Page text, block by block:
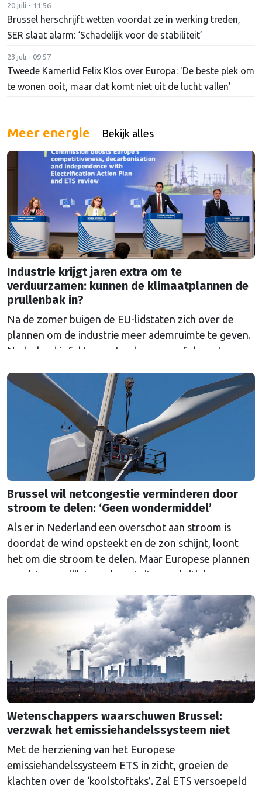
20 juli - 11:56
Brussel herschrijft wetten voordat ze in werking treden,
SER slaat alarm: ‘Schadelijk voor de stabiliteit’
23 juli - 09:57
Tweede Kamerlid Felix Klos over Europa: 'De beste plek om
te wonen ooit, maar dat komt niet uit de lucht vallen'
Meer energie Bekijk alles
Industrie krijgt jaren extra om te
verduurzamen: kunnen de klimaatplannen de
prullenbak in?
Na de zomer buigen de EU-lidstaten zich over de
plannen om de industrie meer ademruimte te geven.
Nederland is fel tegenstander, maar of de rest van
Brussel wil netcongestie verminderen door
stroom te delen: ‘Geen wondermiddel’
Als er in Nederland een overschot aan stroom is
doordat de wind opsteekt en de zon schijnt, loont
het om die stroom te delen. Maar Europese plannen
om dat mogelijk te maken stuiten op kritiek.
Wetenschappers waarschuwen Brussel:
verzwak het emissiehandelssysteem niet
Met de herziening van het Europese
emissiehandelssysteem ETS in zicht, groeien de
klachten over de ‘koolstoftaks’. Zal ETS versoepeld